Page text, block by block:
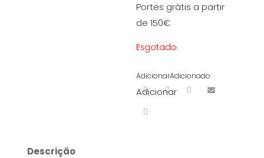
Portes grátis a partir
de 150€
Esgotado
AdicionarAdicionado
Adicionar
Descrição